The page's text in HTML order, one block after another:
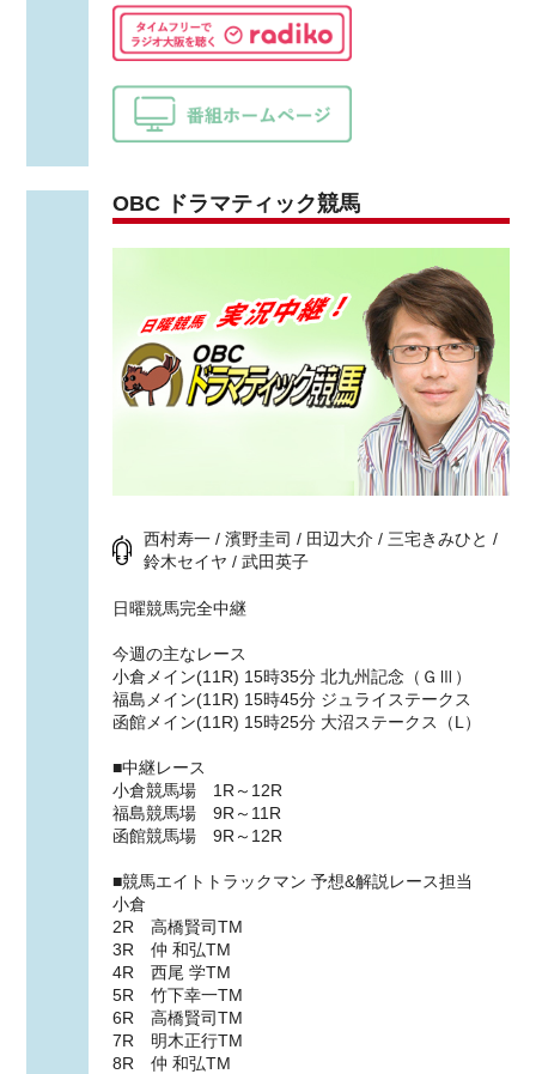
OBC ドラマティック競馬
西村寿一 / 濱野圭司 / 田辺大介 / 三宅きみひと /
鈴木セイヤ / 武田英子
日曜競馬完全中継
今週の主なレース
小倉メイン(11R) 15時35分 北九州記念（ＧⅢ）
福島メイン(11R) 15時45分 ジュライステークス
函館メイン(11R) 15時25分 大沼ステークス（L）
■中継レース
小倉競馬場 1R～12R
福島競馬場 9R～11R
函館競馬場 9R～12R
■競馬エイトトラックマン 予想&解説レース担当
小倉
2R 高橋賢司TM
3R 仲 和弘TM
4R 西尾 学TM
5R 竹下幸一TM
6R 高橋賢司TM
7R 明木正行TM
8R 仲 和弘TM